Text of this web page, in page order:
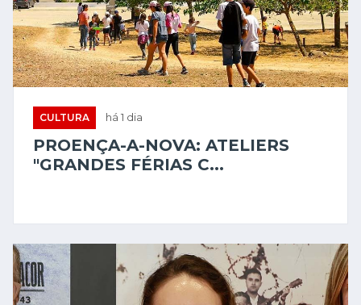
CULTURA há 1 dia
PROENÇA-A-NOVA: ATELIERS
"GRANDES FÉRIAS C...